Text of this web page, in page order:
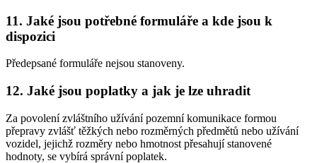
11. Jaké jsou potřebné formuláře a kde jsou k
dispozici
Předepsané formuláře nejsou stanoveny.
12. Jaké jsou poplatky a jak je lze uhradit
Za povolení zvláštního užívání pozemní komunikace formou
přepravy zvlášť těžkých nebo rozměrných předmětů nebo užívání
vozidel, jejichž rozměry nebo hmotnost přesahují stanovené
hodnoty, se vybírá správní poplatek.